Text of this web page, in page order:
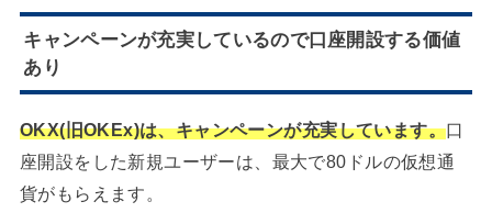
キャンペーンが充実しているので口座開設する価値
あり
OKX(旧OKEx)は、キャンペーンが充実しています。口
座開設をした新規ユーザーは、最大で80ドルの仮想通
貨がもらえます。